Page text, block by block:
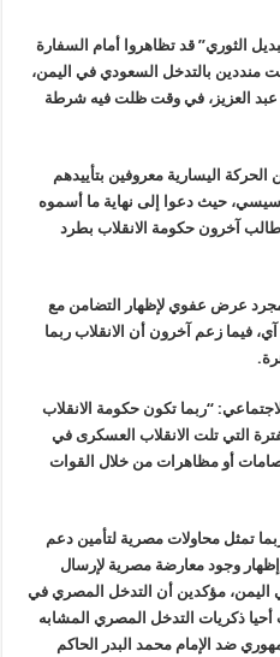
الثوري” قد تظاهروا أمام السفارة
منددين بالتدخل السعودي في اليمن،
العزيز، في وقت ظلت فيه شرطة
اليسارية معروفين بتأييدهم
حيث دعوا إلى نهاية ما أسموه
آخرون حكومة الانقلاب بطرد
عرض عفوي لإظهار التضامن مع
فيما زعم آخرون أن الانقلاب ربما
.
“ربما تكون حكومة الانقلاب
التي تلت الانقلاب العسكرى في
اعتصامات أو مظاهرات من خلال القوات
تمثل محاولات مصرية لتأمين دعم
وجود معارضة مصرية لإرسال
مؤكدين أن التدخل المصري في
ذكريات التدخل المصري المشابه
ضد الإمام محمد البدر الحاكم